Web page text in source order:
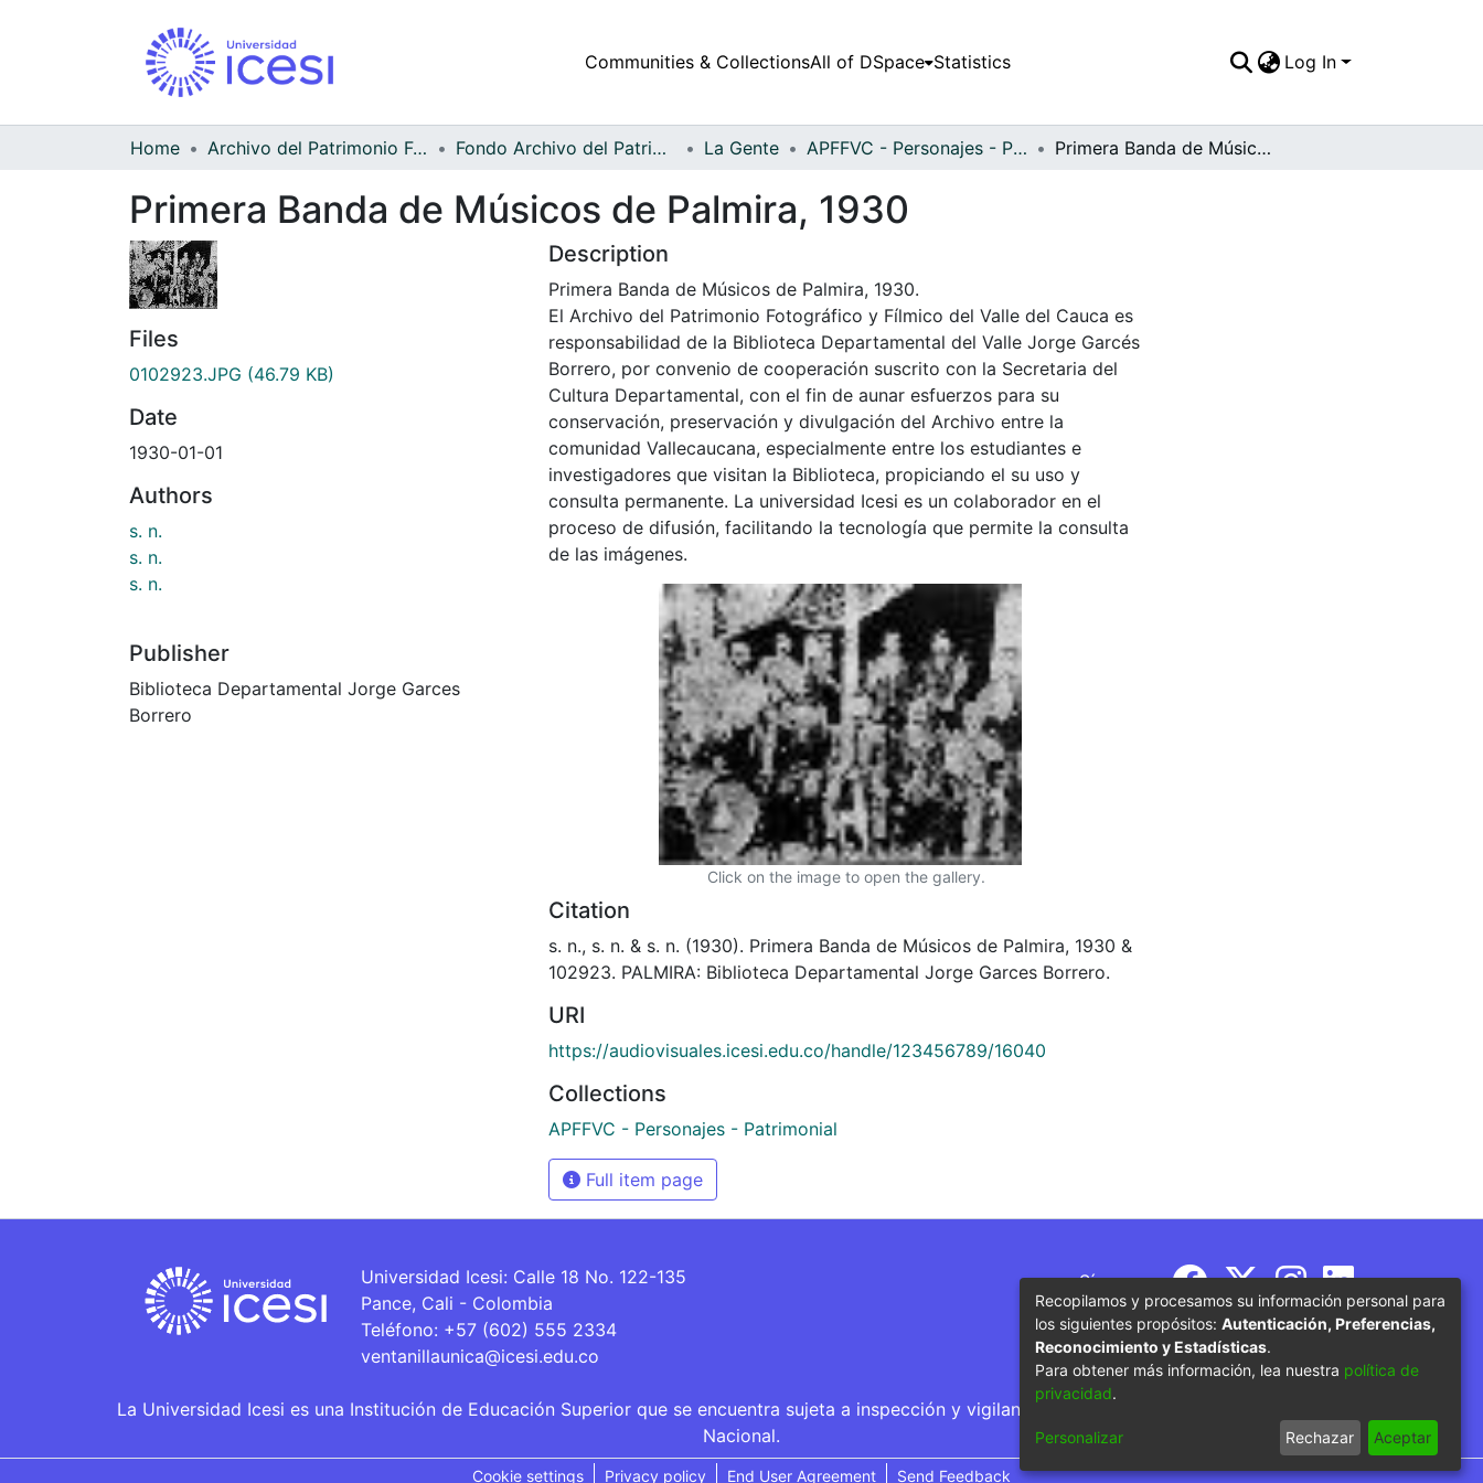
Communities & CollectionsAll of DSpace Statistics Log In
Home Archivo del Patrimonio Fotográfico y Fílmico del Valle del Cauca Fondo Archivo del Patrimonio Fotográfico y Fílmico del Valle del Cauca La Gente APFFVC - Personajes - Patrimonial Primera Banda de Músicos de Palmira, 1930
Primera Banda de Músicos de Palmira, 1930
Files
0102923.JPG (46.79 KB)
Date
1930-01-01
Authors
s. n.
s. n.
s. n.
Publisher
Biblioteca Departamental Jorge Garces
Borrero
Description
Primera Banda de Músicos de Palmira, 1930.
El Archivo del Patrimonio Fotográfico y Fílmico del Valle del Cauca es
responsabilidad de la Biblioteca Departamental del Valle Jorge Garcés
Borrero, por convenio de cooperación suscrito con la Secretaria del
Cultura Departamental, con el fin de aunar esfuerzos para su
conservación, preservación y divulgación del Archivo entre la
comunidad Vallecaucana, especialmente entre los estudiantes e
investigadores que visitan la Biblioteca, propiciando el su uso y
consulta permanente. La universidad Icesi es un colaborador en el
proceso de difusión, facilitando la tecnología que permite la consulta
de las imágenes.
Click on the image to open the gallery.
Citation
s. n., s. n. & s. n. (1930). Primera Banda de Músicos de Palmira, 1930 &
102923. PALMIRA: Biblioteca Departamental Jorge Garces Borrero.
URI
https://audiovisuales.icesi.edu.co/handle/123456789/16040
Collections
APFFVC - Personajes - Patrimonial
Full item page
Universidad Icesi: Calle 18 No. 122-135
Pance, Cali - Colombia
Teléfono: +57 (602) 555 2334
ventanillaunica@icesi.edu.co
Síguenos
La Universidad Icesi es una Institución de Educación Superior que se encuentra sujeta a inspección y vigilancia por parte del Ministerio de Educación
Nacional.
Cookie settings Privacy policy End User Agreement Send Feedback
Recopilamos y procesamos su información personal para
los siguientes propósitos: Autenticación, Preferencias,
Reconocimiento y Estadísticas.
Para obtener más información, lea nuestra política de
privacidad.
Personalizar Rechazar Aceptar